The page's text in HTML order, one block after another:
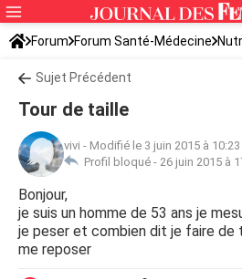
Forum Forum Santé-Médecine
Sujet Précédent
Tour de taille
vivi - Modifié le 3 juin 2015 à 10:23
Profil bloqué - 26 juin 2015 à
Bonjour,
je suis un homme de 53 ans je
je peser et combien dit je faire de
me reposer